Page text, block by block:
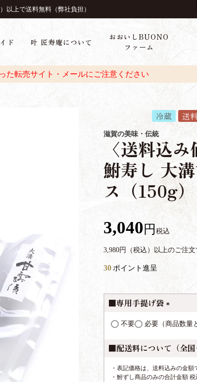
以上で送料無料（弊社負担）
ド 叶 匠寿庵について
おおいしBUONO
ファーム
た転売サイト・メールにご注意ください
冷蔵 送
滋賀の美味・伝統
〈送料込
鮒寿し 大
ス（150g）
3,040 税込
3,980円（税込）以上のご注文
30 ポイント進呈
■専用手提げ袋
(
必
)
不要 必要（商品数量
■配送料について（全国
・表記価格は、送料込みの金額
・鮒ずし商品のみの合計金額